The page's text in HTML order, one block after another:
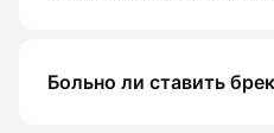
Больно ли ставить